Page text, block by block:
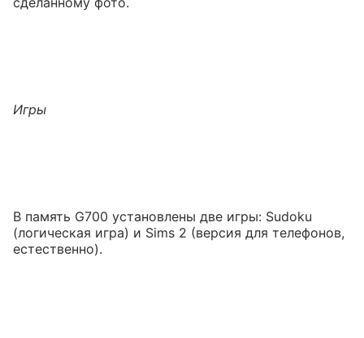
Игры
В память G700 установлены две игры: Sudoku
(логическая игра) и Sims 2 (версия для телефонов,
естественно).